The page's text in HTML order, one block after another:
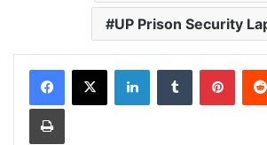
UP Prison Security
LinkedInTumblr
Print